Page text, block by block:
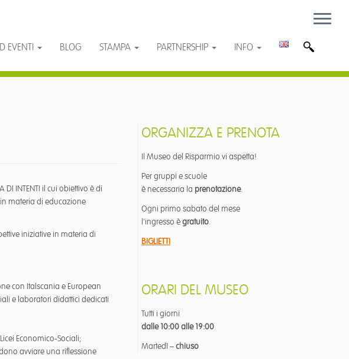
EVENTI BLOG STAMPA PARTNERSHIP INFO
DI INTENTI il cui obiettivo è di
materia di educazione
iniziative in materia di
con Italscania e European
e laboratori didattici dedicati
Economico-Sociali;
avviare una riflessione
ORGANIZZA E PRENOTA
Il Museo del Risparmio vi aspetta!
Per gruppi e scuole
è necessaria la prenotazione.
Ogni primo sabato del mese
l'ingresso ègratuito.
BIGLIETTI
ORARI DEL MUSEO
Tutti i giorni
dalle 10:00 alle 19:00
Martedì –chiuso